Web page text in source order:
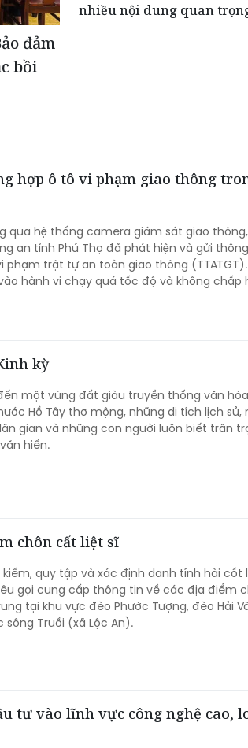
đảm
bồi
nhiều nội dung quan
hợp ô tô vi phạm giao thông
qua hệ thống camera giám sát giao
an tỉnh Phú Thọ đã phát hiện và gửi
phạm trật tự an toàn giao thông
hành vi chạy quá tốc độ và không chấp
kỳ
một vùng đất giàu truyền thống văn
Hồ Tây thơ mộng, những di tích lịch sử,
gian và những con người luôn biết trân
hiến.
chôn cất liệt sĩ
quy tập và xác định danh tính hài cốt
gọi cung cấp thông tin về các địa điểm
tại khu vực đèo Phước Tượng, đèo Hải
Truồi (xã Lộc An).
tư vào lĩnh vực công nghệ cao,